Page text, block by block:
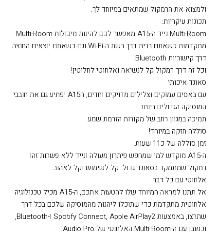
ולמצוא את הרמקול שמתאים במיוחד לך.
תכונות עיקריות:
Multi-Room נייד ה-A15 מאפשר לכם להינות מיכולות Multi-Room
מתקדמות כשאתם בבית דרך רשת ה-Wi-Fi וגם כשאתם יוצאים החוצה
דרך קישוריות Bluetooth.
וכל זה דרך רמקול קל לנשיאה ואלחוטי לחלוטין!
סאונד איכותי
עם באסים עמוקים וצלילים מדויקים וחדים, הA15 יפתיע גם את חובבי
המוסיקה הגדולים ביותר.
תמיכה במגוון רחב של מקורות הזרמת שמע
סוללה חזקה במיוחד!
זמן סוללה של כ11 שעות.
ה-A15 מוקדש למי שמחפש פיתרון מעולה ונייד ללא פשרות זהו
רמקול שמתמקד בסאונד גדול. קל לשימוש וקל לאהוב.
אלחוטי עם כל דבר
אל תתנו למראה המיוחד שלו להטעות אתכם, ה-A15 מכיל טכנולוגיה
אלחוטית מתקדמת כדי שתוכלו ליהנות מהמוסיקה שלכם בכל דרך
שתרצו, באמצעות Spotify Connect, Apple AirPlay2 ו-Bluetooth,
וכמובן עם ה-Multi-Room האלחוטי של Audio Pro.